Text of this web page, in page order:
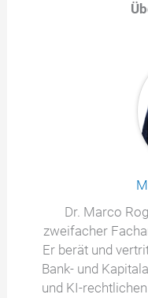
Dr. Marco
zweifacher
Er berät und
Bank- und
und KI-